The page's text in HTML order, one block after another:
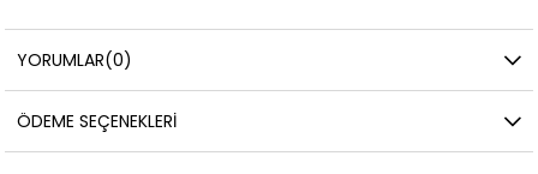
YORUMLAR(0)
ÖDEME SEÇENEKLERI